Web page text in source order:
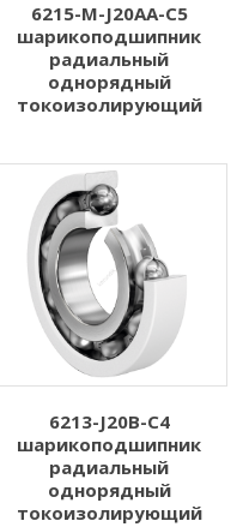
6215-M-J20AA-C5
шарикоподшипник
радиальный
однорядный
токоизолирующий
6213-J20B-C4
шарикоподшипник
радиальный
однорядный
токоизолирующий